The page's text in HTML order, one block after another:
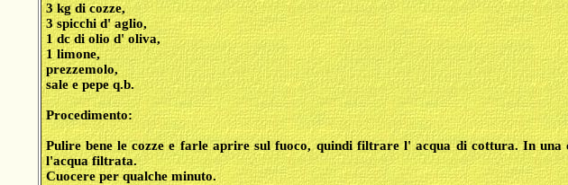
3 kg di cozze,
3 spicchi d' aglio,
1 dc di olio d' oliva,
1 limone,
prezzemolo,
sale e pepe q.b.
Procedimento:
Pulire bene le cozze e farle aprire sul fuoco, quindi filtrare l' acqua di cottura. In una
l'acqua filtrata.
Cuocere per qualche minuto.